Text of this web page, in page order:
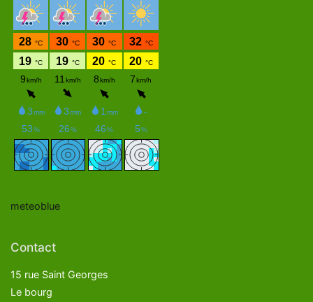
meteoblue
Contact
15 rue Saint Georges
Le bourg